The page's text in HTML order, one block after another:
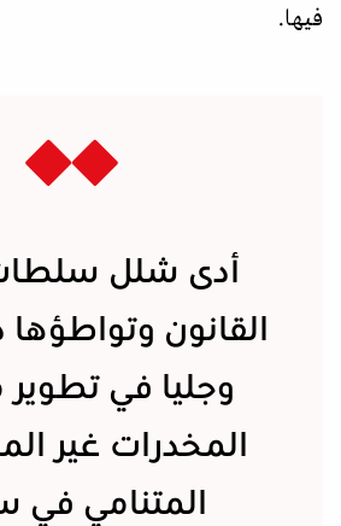
فيها.
أدى شلل
القانون وتواطؤها
وجليا في
المخدرات غير
المتنامي في